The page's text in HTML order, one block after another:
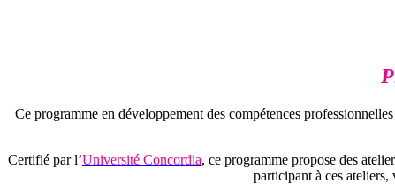
Ce programme en développement des compétences
Certifié par l’Université Concordia, ce programme propose des
participant à ces